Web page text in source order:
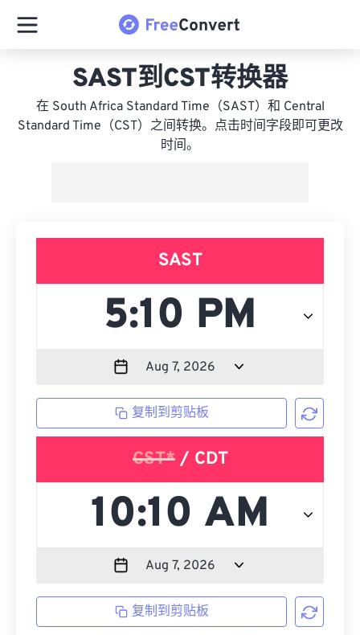
SAST到CST转换器
在 South Africa Standard Time（SAST）和 Central
Standard Time（CST）之间转换。点击时间字段即可更改
时间。
SAST
复制到剪贴板
CST*/ CDT
复制到剪贴板